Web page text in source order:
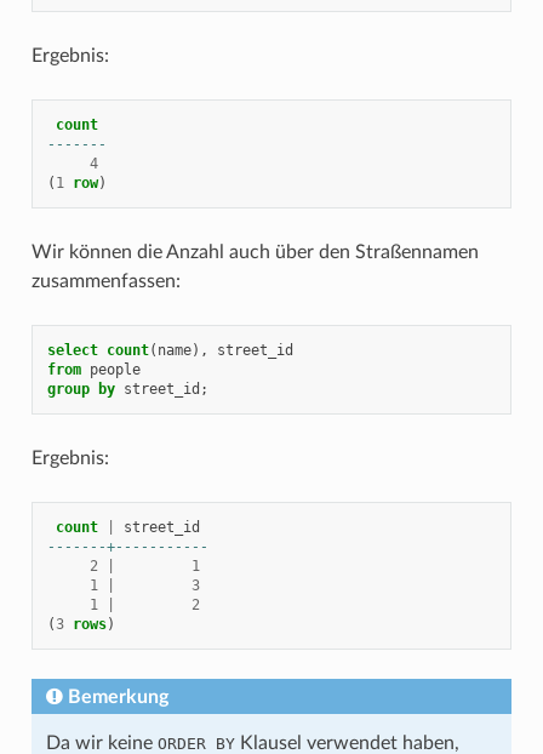
Ergebnis:
count
-------
4
( 1 row)
Wir können die Anzahl auch über den Straßennamen
zusammenfassen:
select count( name),
street_id
from people
group
by street_id ;
Ergebnis:
count
street_id
-------+-----------
2
1
1
3
1
2
(3 rows)
Bemerkung
Da wir keine ORDER BYKlausel verwendet haben,